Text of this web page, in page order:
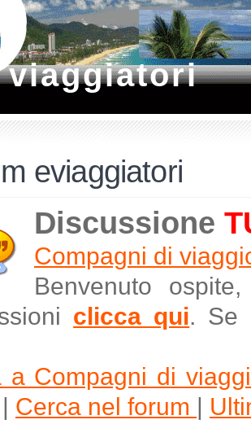
viaggiatori
eviaggiatori
Discussione
Compagni di
Benvenuto
clicca qui. Se
a Compagni di
| Cerca nel forum |